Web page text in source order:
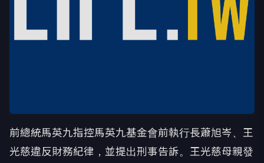
前總統馬英九指控馬英九基金會前執行長蕭旭岑、王
光慈違反財務紀律，並提出刑事告訴。王光慈母親發